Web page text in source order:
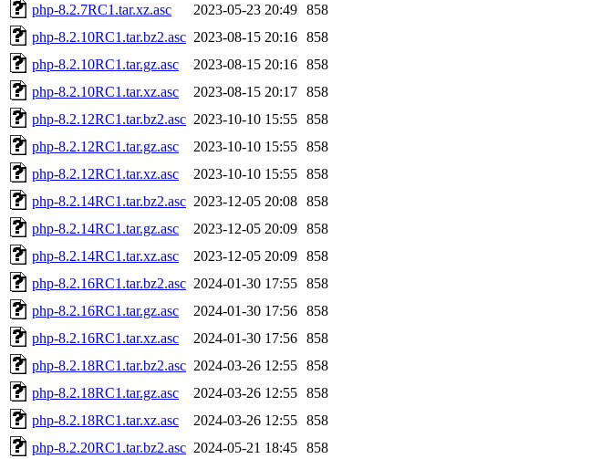
php-8.2.7RC1.tar.xz.asc
2023-05-23 20:49 858
php-8.2.10RC1.tar.bz2.asc 2023-08-15 20:16 858
php-8.2.10RC1.tar.gz.asc
2023-08-15 20:16 858
php-8.2.10RC1.tar.xz.asc
2023-08-15 20:17 858
php-8.2.12RC1.tar.bz2.asc 2023-10-10 15:55 858
php-8.2.12RC1.tar.gz.asc
2023-10-10 15:55 858
php-8.2.12RC1.tar.xz.asc
2023-10-10 15:55 858
php-8.2.14RC1.tar.bz2.asc 2023-12-05 20:08 858
php-8.2.14RC1.tar.gz.asc
2023-12-05 20:09 858
php-8.2.14RC1.tar.xz.asc
2023-12-05 20:09 858
php-8.2.16RC1.tar.bz2.asc 2024-01-30 17:55 858
php-8.2.16RC1.tar.gz.asc
2024-01-30 17:56 858
php-8.2.16RC1.tar.xz.asc
2024-01-30 17:56 858
php-8.2.18RC1.tar.bz2.asc 2024-03-26 12:55 858
php-8.2.18RC1.tar.gz.asc
2024-03-26 12:55 858
php-8.2.18RC1.tar.xz.asc
2024-03-26 12:55 858
php-8.2.20RC1.tar.bz2.asc 2024-05-21 18:45 858